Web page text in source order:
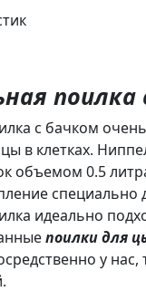
поилка
с бачком
в клетках.
объемом 0.5
специально
идеально
поилки для
у